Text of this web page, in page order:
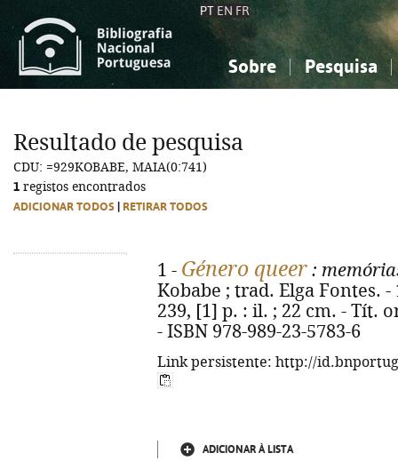
PT EN FR
Sobre Pesquisa
Ciências sociais...
Ciências sociais...
Resultado de pesquisa
CDU: =929KOBABE, MAIA(0:741)
1 registos encontrados
ADICIONAR TODOS RETIRAR TODOS
1 - Género queer :
Kobabe ; trad. Elga Fontes. -
239, [1] p. : il. ; 22 cm. - Tít.
- ISBN 978-989-23-5783-6
Link persistente: http://
ADICIONAR À LISTA